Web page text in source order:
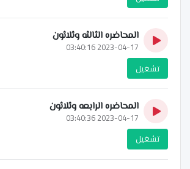
المحاضره الثالثه وثلاثون
2023-04-17 03:40:16
تشغيل
المحاضره الرابعه وثلاثون
2023-04-17 03:40:36
تشغيل